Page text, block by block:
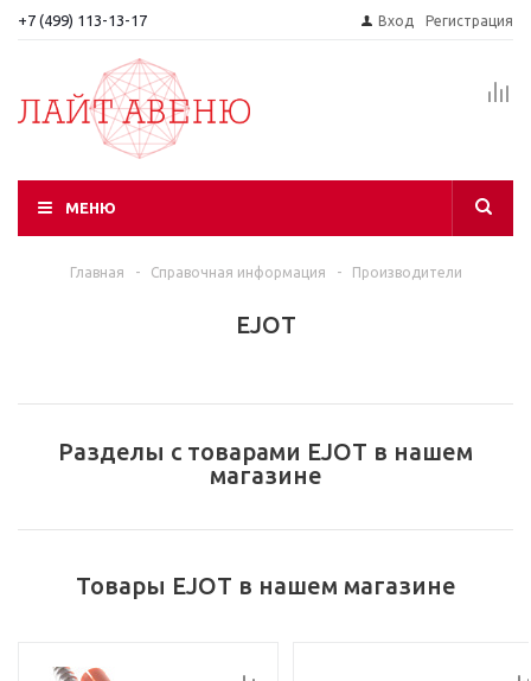
+7 (499) 113-13-17 Вход Регистрация
МЕНЮ
Главная - Справочная информация - Производители
EJOT
Разделы с товарами EJOT в нашем
магазине
Товары EJOT в нашем магазине